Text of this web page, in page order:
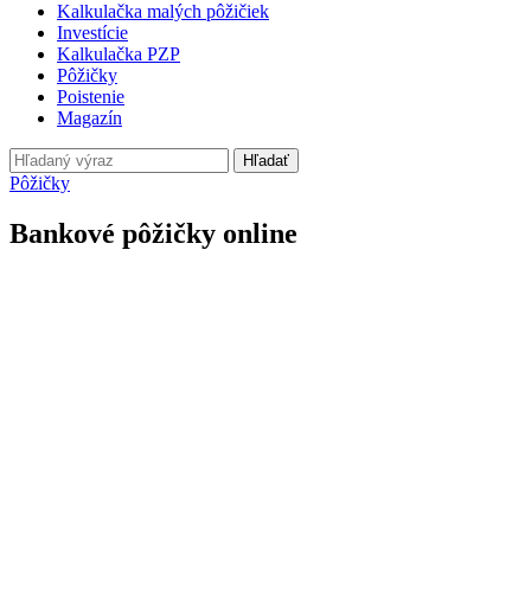
Kalkulačka malých pôžičiek
Investície
Kalkulačka PZP
Pôžičky
Poistenie
Magazín
Hľadať
Pôžičky
Bankové pôžičky online